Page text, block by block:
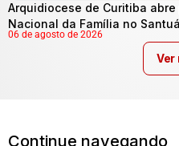
Arquidiocese de Curitiba
Nacional da Família no
06 de agosto de 2026
Ver
Continue navegando